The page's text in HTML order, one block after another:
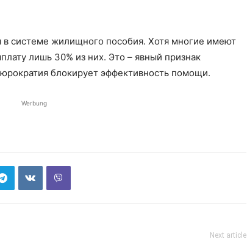
в системе жилищного пособия. Хотя многие имеют
лишь 30% из них. Это – явный признак
блокирует эффективность помощи.
Werbung
Next article